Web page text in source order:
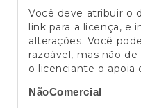
Você deve atribuir o
link para a licença, e
alterações. Você
razoável, mas não
o licenciante o apoia
NãoComercial